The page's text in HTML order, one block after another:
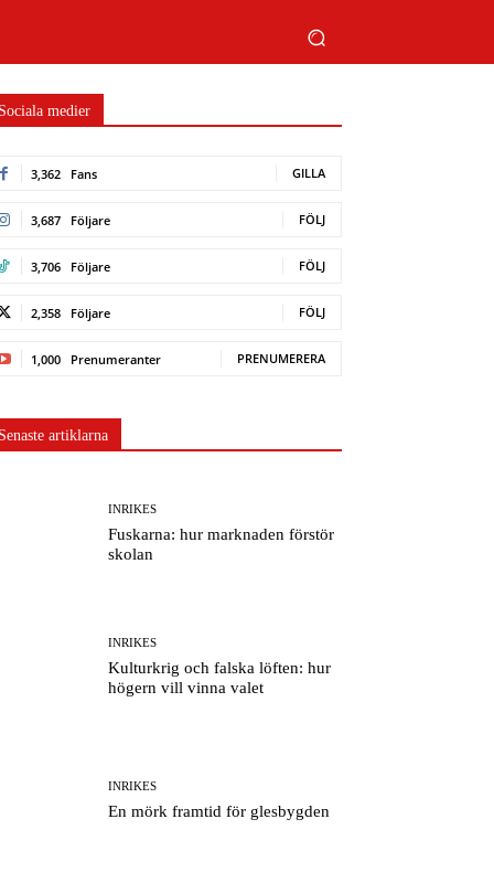
medier
3,362 Fans GILLA
3,687 Följare FÖLJ
3,706 Följare FÖLJ
2,358 Följare FÖLJ
1,000 Prenumeranter PRENUMERERA
artiklarna
INRIKES
Fuskarna: hur marknaden förstör
skolan
INRIKES
Kulturkrig och falska löften: hur
högern vill vinna valet
INRIKES
En mörk framtid för glesbygden